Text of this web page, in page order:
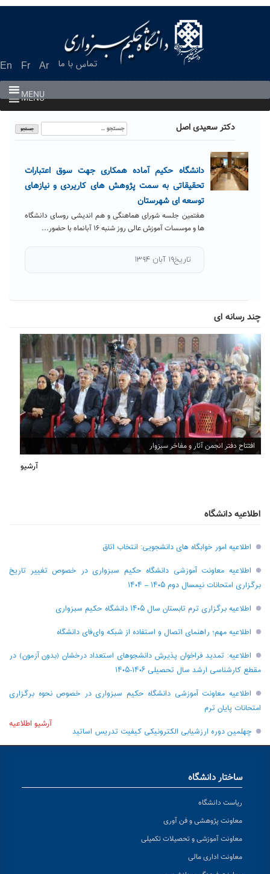
En Fr Ar تماس با ما
MENU
MENU
دکتر سعیدی اصل
جستجو
برای:
دانشگاه حکیم آماده همکاری جهت سوق اعتبارات
تحقیقاتی به سمت پژوهش های کاریردی و نیازهای
توسعه ای شهرستان
هفتمین جلسه شورای هماهنگی و هم اندیشی روسای دانشگاه
ها و موسسات آموزش عالی روز شنبه ۱۶ آبانماه با حضور...
تاریخ۱۹ آبان ۱۳۹۴
چند رسانه ای
افتتاح دفتر انجمن آثار و مفاخر سبزوار
آرشیو
اطلاعیه دانشگاه
اطلاعیه امور خوابگاه های دانشجویی: انتخاب اتاق
اطلاعیه معاونت آموزشی دانشگاه حکیم سبزواری در خصوص تغییر تاریخ
برگزاری امتحانات نیمسال دوم ۱۴۰۵ – ۱۴۰۴
اطلاعیه برگزاری ترم تابستان سال ۱۴۰۵ دانشگاه حکیم سبزواری
اطلاعیه مهم؛ راهنمای اتصال و استفاده از شبکه وای‌فای دانشگاه
اطلاعیه: تمدید فراخوان پذیرش دانشجو‌های استعداد درخشان (بدون آزمون) در
مقطع کارشناسی ارشد سال تحصیلی ۱۴۰۶-۱۴۰۵
اطلاعیه معاونت آموزشی دانشگاه حکیم سبزواری در خصوص نحوه برگزاری
امتحانات پایان ترم
چهلمین دوره ارزشیابی الکترونیکی کیفیت تدریس اساتید
آرشیو اطلاعیه
ساختار دانشگاه
ریاست دانشگاه
معاونت پژوهشی و فن آوری
معاونت آموزشی و تحصیلات تکمیلی
معاونت اداری مالی